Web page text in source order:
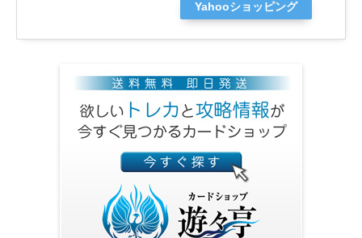
Yahooショッピング